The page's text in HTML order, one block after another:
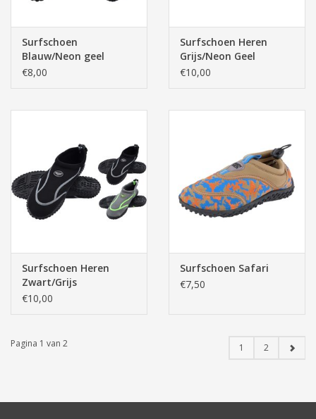
Surfschoen
Blauw/Neon geel
€8,00
Surfschoen Heren
Grijs/Neon Geel
€10,00
Surfschoen Heren
Zwart/Grijs
€10,00
Surfschoen Safari
€7,50
Pagina 1 van 2 1 2